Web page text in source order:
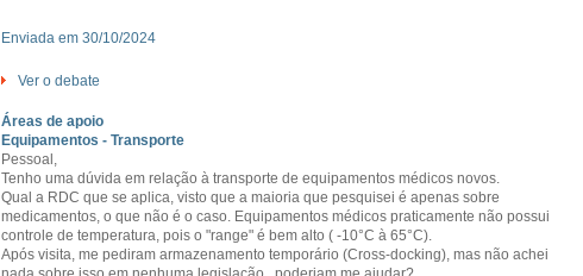
Enviada em 30/10/2024
Ver o debate
Áreas de apoio
Equipamentos - Transporte
Pessoal,
Tenho uma dúvida em relação à transporte de equipamentos médicos novos.
Qual a RDC que se aplica, visto que a maioria que pesquisei é apenas sobre
medicamentos, o que não é o caso. Equipamentos médicos praticamente não possui
controle de temperatura, pois o "range" é bem alto ( -10°C à 65°C).
Após visita, me pediram armazenamento temporário (Cross-docking), mas não achei